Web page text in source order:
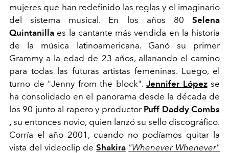
mujeres que han redefinido las reglas y el imaginario
del sistema musical. En los años 80 Selena
Quintanilla es la cantante más vendida en la historia
de la música latinoamericana. Ganó su primer
Grammy a la edad de 23 años, allanando el camino
para todas las futuras artistas femeninas. Luego, el
turno de "Jenny from the block". Jennifer Lópezse
ha consolidado en el panorama desde la década de
los 90 junto al rapero y productor Puff Daddy Combs
, su entonces novio, quien lanzó su sello discográfico.
Corría el año 2001, cuando no podíamos quitar la
vista del videoclip deShakira "Whenever Whenever"